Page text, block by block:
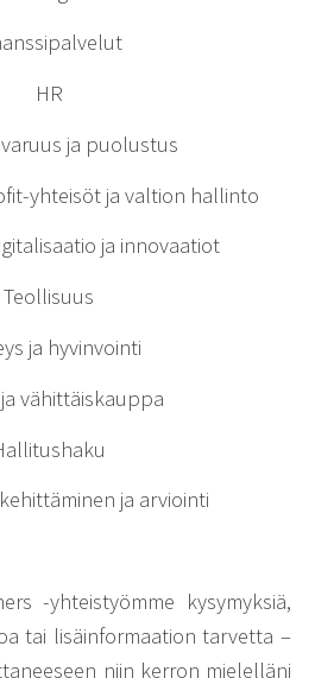
HR
ja puolustus
yhteisöt ja valtion hallinto
ja innovaatiot
Teollisuus
ja hyvinvointi
vähittäiskauppa
ja arviointi
-yhteistyömme kysymyksiä,
tai lisäinformaation tarvetta –
niin kerron mielelläni